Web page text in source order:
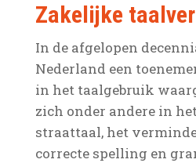
Zakelijke
In de afgelopen
Nederland een
in het taalgebruik
zich onder andere in
straattaal, het
correcte spelling en